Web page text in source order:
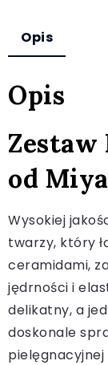
Opis
Opis
od
Wysokiej
twarzy, który
ceramidami,
jędrności i
delikatny, a
doskonale